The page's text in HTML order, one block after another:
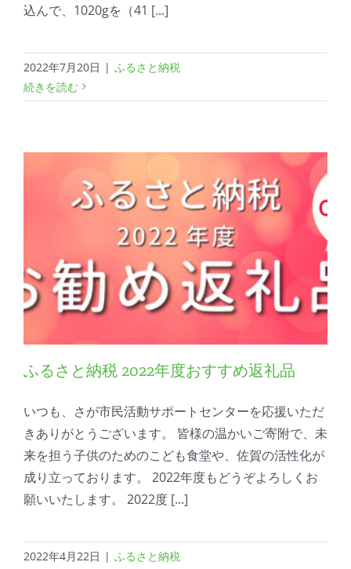
込んで、1020gを（41 [...]
2022年7月20日 | ふるさと納税
続きを読む
ふるさと納税 2022年度おすすめ返礼品
いつも、さが市民活動サポートセンターを応援いただ
きありがとうございます。 皆様の温かいご寄附で、未
来を担う子供のためのこども食堂や、佐賀の活性化が
成り立っております。 2022年度もどうぞよろしくお
願いいたします。 2022度 [...]
2022年4月22日 | ふるさと納税